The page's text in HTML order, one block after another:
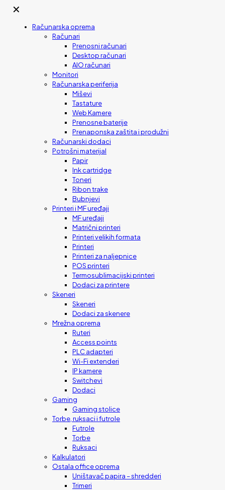
✕
Računarska oprema
Računari
Prenosni računari
Desktop računari
AIO računari
Monitori
Računarska periferija
Miševi
Tastature
Web Kamere
Prenosne baterije
Prenaponska zaštita i produžni
Računarski dodaci
Potrošni materijal
Papir
Ink cartridge
Toneri
Ribon trake
Bubnjevi
Printeri i MF uređaji
MF uređaji
Matrični printeri
Printeri velikih formata
Printeri
Printeri za naljepnice
POS printeri
Termosublimacijski printeri
Dodaci za printere
Skeneri
Skeneri
Dodaci za skenere
Mrežna oprema
Ruteri
Access points
PLC adapteri
Wi-Fi extenderi
IP kamere
Switchevi
Dodaci
Gaming
Gaming stolice
Torbe, ruksaci i futrole
Futrole
Torbe
Ruksaci
Kalkulatori
Ostala office oprema
Uništavač papira – shredderi
Trimeri